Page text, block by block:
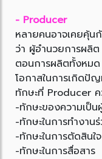
- Producer
หลายคนอาจเคยคุ้น
ว่า ผู้อำนวยการผลิ
ตอนการผลิตทั้งหมด
โอกาสในการเกิดปั
ทักษะที่ Producer
-ทักษะของความเป็น
-ทักษะในการทำงาน
-ทักษะในการตัดสินใจ
-ทักษะในการสื่อสาร